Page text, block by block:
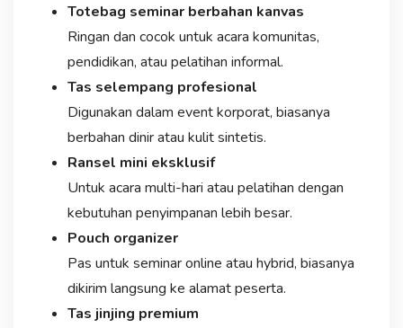
Totebag seminar berbahan kanvas
Ringan dan cocok untuk acara komunitas,
pendidikan, atau pelatihan informal.
Tas selempang profesional
Digunakan dalam event korporat, biasanya
berbahan dinir atau kulit sintetis.
Ransel mini eksklusif
Untuk acara multi-hari atau pelatihan dengan
kebutuhan penyimpanan lebih besar.
Pouch organizer
Pas untuk seminar online atau hybrid, biasanya
dikirim langsung ke alamat peserta.
Tas jinjing premium